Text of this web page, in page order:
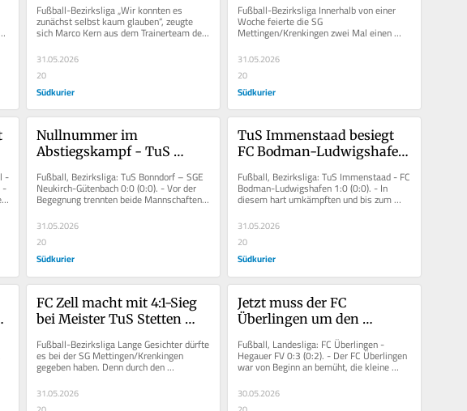
überlassen
Fußball-Bezirksliga „Wir konnten es
zunächst selbst kaum glauben“, zeugte
sich Marco Kern aus dem Trainerteam des
31.05.2026
20
Südkurier
Weiß Murg durfte fast jeder
einmal ran
Fußball-Bezirksliga Innerhalb von einer
Woche feierte die SG
Mettingen/Krenkingen zwei Mal einen
9:0-Sieg. Nach dem Torfestival beim SV
Herten am...
31.05.2026
20
Südkurier
-
-
Nullnummer im
Abstiegskampf - TuS
Neukirch-Gütenbach
trennen sich ohne Tore
Fußball, Bezirksliga: TuS Bonndorf – SGE
Neukirch-Gütenbach 0:0 (0:0). - Vor der
Begegnung trennten beide Mannschaften
im Abstiegskampf lediglich...
31.05.2026
20
Südkurier
TuS Immenstaad besiegt
FC Bodman-Ludwigshafen
Fußball, Bezirksliga: TuS Immenstaad - FC
Bodman-Ludwigshafen 1:0 (0:0). - In
diesem hart umkämpften und bis zum
Ende spannenden Spiel behielt der...
31.05.2026
20
Südkurier
FC Zell macht mit 4:1-Sieg
bei Meister TuS Stetten
Landesliga-Relegation
Fußball-Bezirksliga Lange Gesichter dürfte
es bei der SG Mettingen/Krenkingen
gegeben haben. Denn durch den
überraschend deutlichen 4:1-Sieg beim...
31.05.2026
Jetzt muss der FC
Überlingen um den
Klassenerhalt zittern
Fußball, Landesliga: FC Überlingen -
Hegauer FV 0:3 (0:2). - Der FC Überlingen
war von Beginn an bemüht, die kleine
Chance auf den direkten...
30.05.2026